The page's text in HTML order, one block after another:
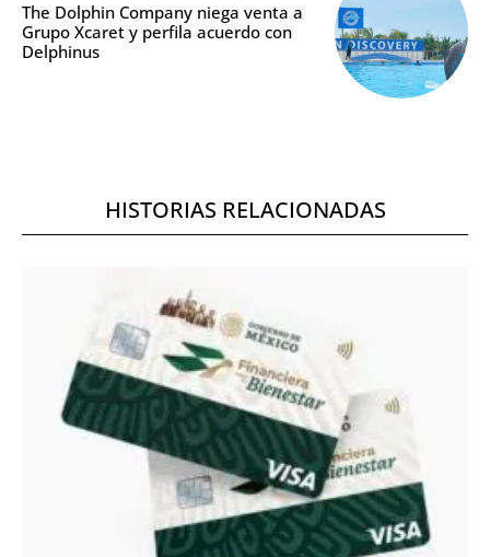
The Dolphin Company niega venta a
Grupo Xcaret y perfila acuerdo con
Delphinus
HISTORIAS RELACIONADAS